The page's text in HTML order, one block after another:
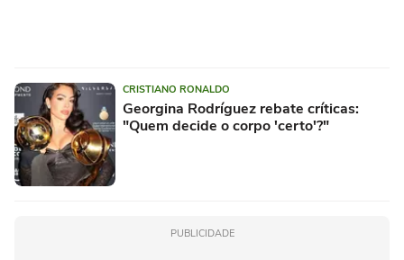
CRISTIANO RONALDO
Georgina Rodríguez rebate críticas:
"Quem decide o corpo 'certo'?"
PUBLICIDADE